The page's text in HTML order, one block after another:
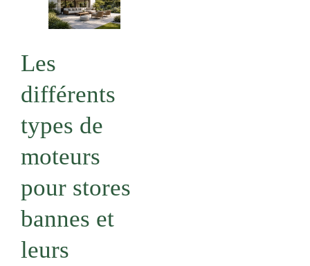
Les
différents
types de
moteurs
pour stores
bannes et
leurs